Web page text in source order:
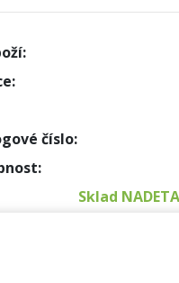
číslo:
Sklad